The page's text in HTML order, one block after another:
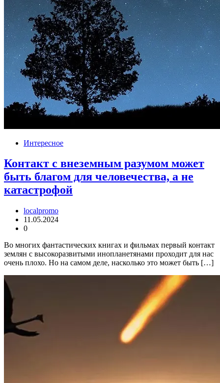
Интересное
Контакт с внеземным разумом может
быть благом для человечества, а не
катастрофой
localpromo
11.05.2024
0
Во многих фантастических книгах и фильмах первый контакт
землян с высокоразвитыми инопланетянами проходит для нас
очень плохо. Но на самом деле, насколько это может быть […]